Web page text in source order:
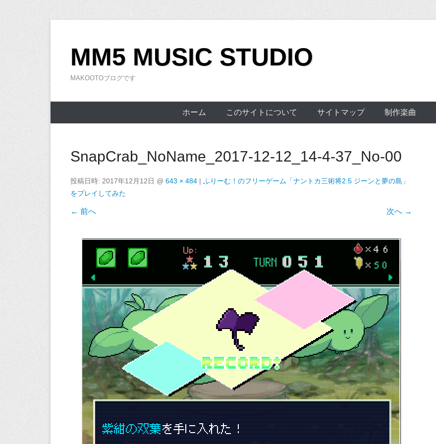
キ
MM5 MUSIC STUDIO
MAKOOTOブログです
ホーム このサイトについて サイトマップ 制作楽曲
SnapCrab_NoName_2017-12-12_14-4-37_No-00
投稿日時: 2017年12月12日 @ 643 × 484 | ふりーむ！のフリーゲーム「ナントカ三術将2.5 ジーンと夢の島」
をプレイしてみた
← 前へ 次へ →